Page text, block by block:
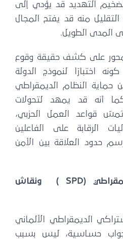
التهديد قد يؤدي إلى
منه قد يفتح المجال
المدى الطويل.
على كشف حقيقة وقوع
اختبارًا لنموذج الدولة
حماية النظام الديمقراطي
أنه قد يمهد لتحولات
قواعد العمل الحزبي،
الرقابة على الفاعلين
حدود العلاقة بين الأمن
(
SPD
) ونقاش
الديمقراطي الألماني
حساسية، ليس بسبب